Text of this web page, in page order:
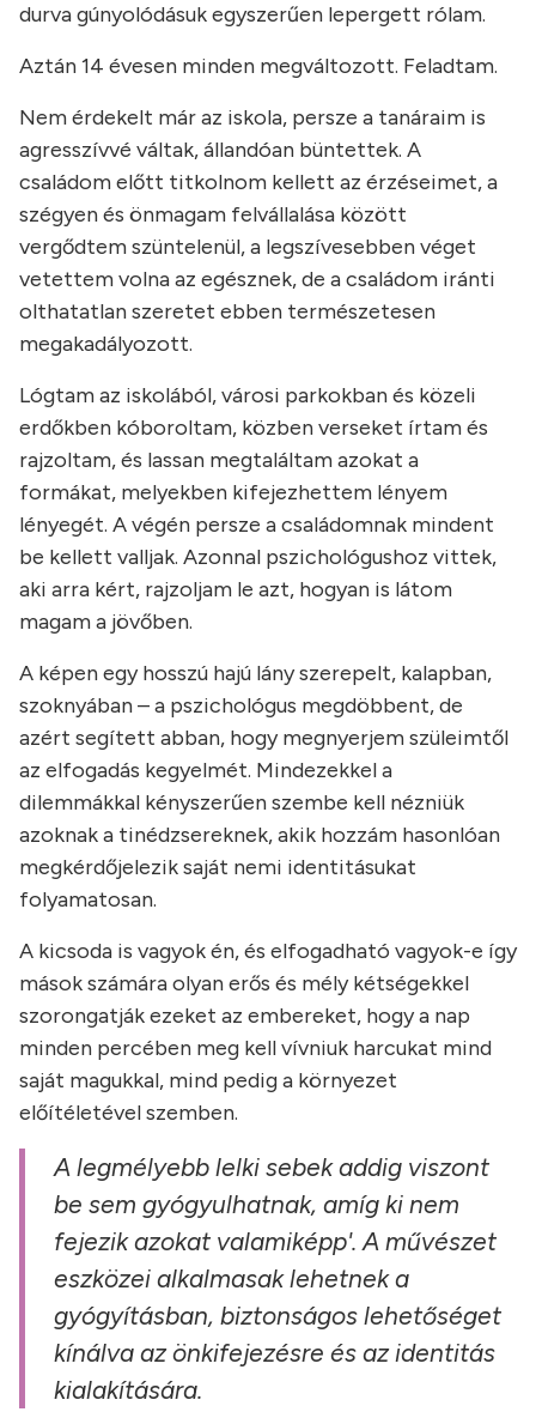
durva gúnyolódásuk egyszerűen lepergett rólam.
Aztán 14 évesen minden megváltozott. Feladtam.
Nem érdekelt már az iskola, persze a tanáraim is
agresszívvé váltak, állandóan büntettek. A
családom előtt titkolnom kellett az érzéseimet, a
szégyen és önmagam felvállalása között
vergődtem szüntelenül, a legszívesebben véget
vetettem volna az egésznek, de a családom iránti
olthatatlan szeretet ebben természetesen
megakadályozott.
Lógtam az iskolából, városi parkokban és közeli
erdőkben kóboroltam, közben verseket írtam és
rajzoltam, és lassan megtaláltam azokat a
formákat, melyekben kifejezhettem lényem
lényegét. A végén persze a családomnak mindent
be kellett valljak. Azonnal pszichológushoz vittek,
aki arra kért, rajzoljam le azt, hogyan is látom
magam a jövőben.
A képen egy hosszú hajú lány szerepelt, kalapban,
szoknyában – a pszichológus megdöbbent, de
azért segített abban, hogy megnyerjem szüleimtől
az elfogadás kegyelmét. Mindezekkel a
dilemmákkal kényszerűen szembe kell nézniük
azoknak a tinédzsereknek, akik hozzám hasonlóan
megkérdőjelezik saját nemi identitásukat
folyamatosan.
A kicsoda is vagyok én, és elfogadható vagyok-e így
mások számára olyan erős és mély kétségekkel
szorongatják ezeket az embereket, hogy a nap
minden percében meg kell vívniuk harcukat mind
saját magukkal, mind pedig a környezet
előítéletével szemben.
A legmélyebb lelki sebek addig viszont
be sem gyógyulhatnak, amíg ki nem
fejezik azokat valamiképp'. A művészet
eszközei alkalmasak lehetnek a
gyógyításban, biztonságos lehetőséget
kínálva az önkifejezésre és az identitás
kialakítására.